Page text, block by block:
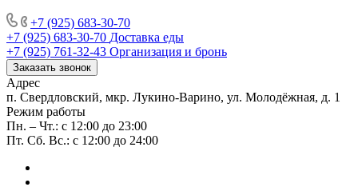
+7 (925) 683-30-70
+7 (925) 683-30-70 Доставка еды
+7 (925) 761-32-43 Организация и бронь
Заказать звонок
Адрес
п. Свердловский, мкр. Лукино-Варино, ул. Молодёжная, д. 1
Режим работы
Пн. – Чт.: с 12:00 до 23:00
Пт. Сб. Вс.: с 12:00 до 24:00